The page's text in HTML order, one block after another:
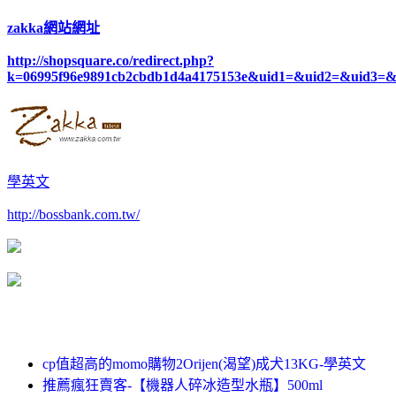
zakka網站網址
http://shopsquare.co/redirect.php?
學英文
http://bossbank.com.tw/
cp值超高的momo購物2Orijen(渴望)成犬13KG-學英文
推薦瘋狂賣客-【機器人碎冰造型水瓶】500ml